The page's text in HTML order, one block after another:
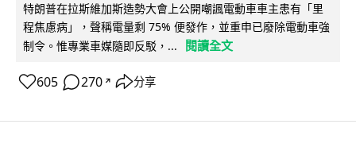
特朗普在拉斯維加斯造勢大會上公開嘲諷電動車車主患有「里
程焦慮病」，聲稱電量剩 75% 便發作，並重申已廢除電動車強
制令。惟專業車媒隨即反駁，...
閱讀全文
605 270 ↗ 分享